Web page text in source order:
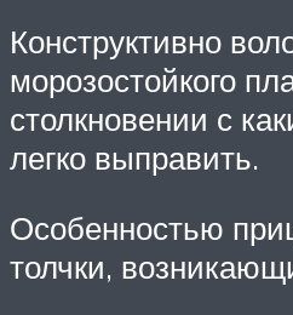
Конструктивно
морозостойкого
столкновении с
легко выправить.
Особенностью
толчки,